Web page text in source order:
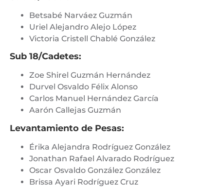
Betsabé Narváez Guzmán
Uriel Alejandro Alejo López
Victoria Cristell Chablé González
Sub 18/Cadetes:
Zoe Shirel Guzmán Hernández
Durvel Osvaldo Félix Alonso
Carlos Manuel Hernández García
Aarón Callejas Guzmán
Levantamiento de Pesas:
Érika Alejandra Rodríguez González
Jonathan Rafael Alvarado Rodríguez
Oscar Osvaldo González González
Brissa Ayari Rodríguez Cruz